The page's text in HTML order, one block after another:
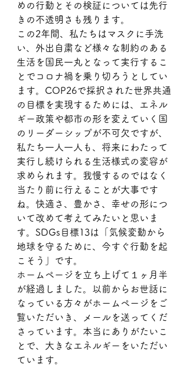
めの行動とその検証については先行
きの不透明さも残ります。
この2年間、私たちはマスクに手洗
い、外出自粛など様々な制約のある
生活を国民一丸となって実行するこ
とでコロナ禍を乗り切ろうとしてい
ます。COP26で採択された世界共通
の目標を実現するためには、エネル
ギー政策や都市の形を変えていく国
のリーダーシップが不可欠ですが、
私たち一人一人も、将来にわたって
実行し続けられる生活様式の変容が
求められます。我慢するのではなく
当たり前に行えることが大事です
ね。快適さ、豊かさ、幸せの形につ
いて改めて考えてみたいと思いま
す。SDGs目標13は「気候変動から
地球を守るために、今すぐ行動を起
こそう」です。
ホームページを立ち上げて１ヶ月半
が経過しました。以前からお世話に
なっている方々がホームページをご
覧いただいき、メールを送ってくだ
さっています。本当にありがたいこ
とで、大きなエネルギーをいただい
ています。